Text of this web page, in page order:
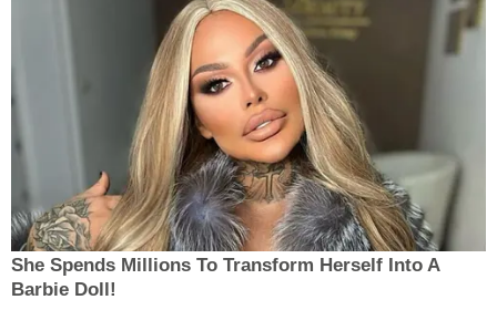
She Spends Millions To Transform Herself Into A
Barbie Doll!